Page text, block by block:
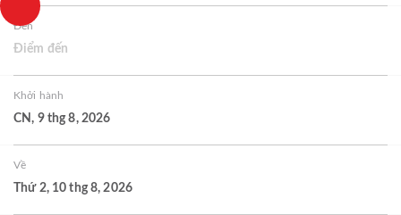
Đến
Điểm đến
Khởi hành
CN, 9 thg 8, 2026
Về
Thứ 2, 10 thg 8, 2026